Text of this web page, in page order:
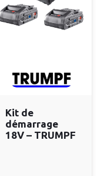
Kit de
démarrage
18V – TRUMPF